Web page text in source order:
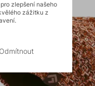
zlepšení našeho
zážitku z
Odmítnout